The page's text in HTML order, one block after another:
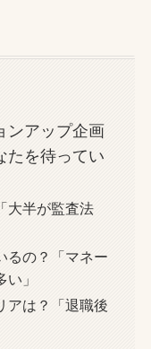
ンアップ企画
たを待ってい
大半が監査法
るの？「マネー
」
アは？「退職後